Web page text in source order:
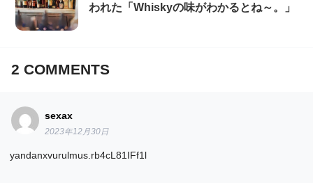
われた「Whiskyの味がわかるとね～。」
2 COMMENTS
sexax
2023年12月30日
yandanxvurulmus.rb4cL81IFf1l